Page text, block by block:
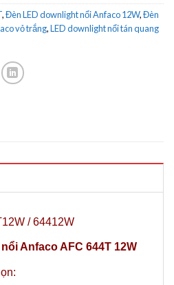
,Đèn LED downlight nổi Anfaco 12W,Đèn
vỏ trắng,LED downlight nổi tán quang
/ 64412W
Anfaco AFC 644T 12W